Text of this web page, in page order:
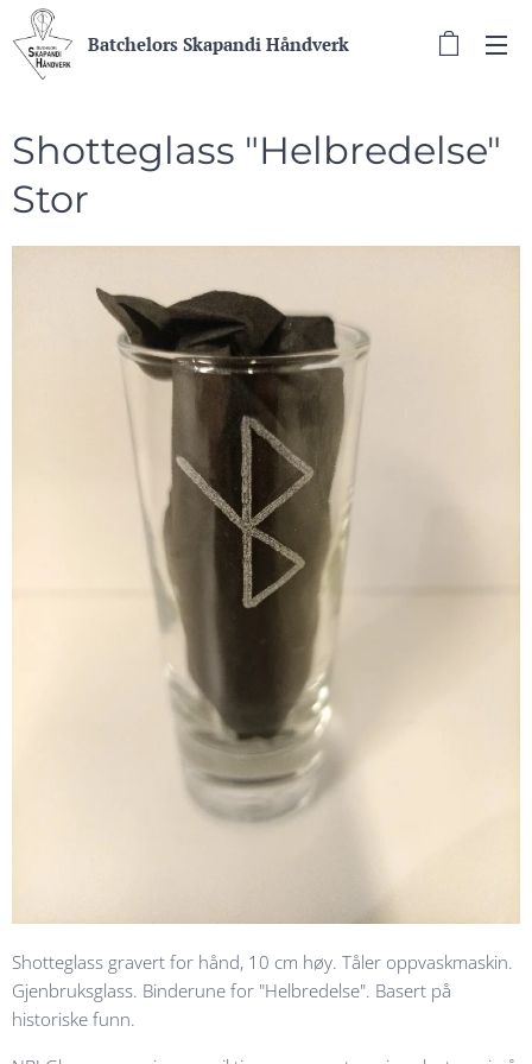
Batchelors Skapandi Håndverk
Shotteglass "Helbredelse"
Stor
Shotteglass gravert for hånd, 10 cm høy. Tåler oppvaskmaskin.
Gjenbruksglass. Binderune for "Helbredelse". Basert på
historiske funn.